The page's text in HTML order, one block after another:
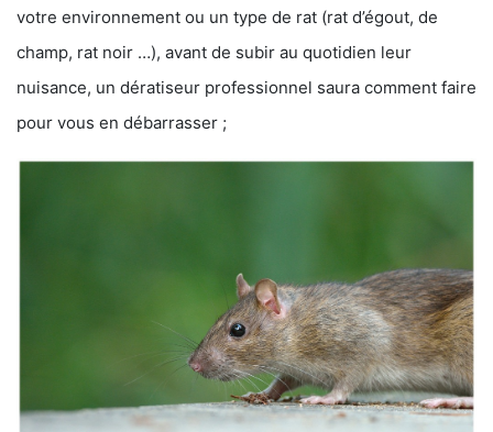
votre environnement ou un type de rat (rat d’égout, de
champ, rat noir …), avant de subir au quotidien leur
nuisance, un dératiseur professionnel saura comment faire
pour vous en débarrasser ;